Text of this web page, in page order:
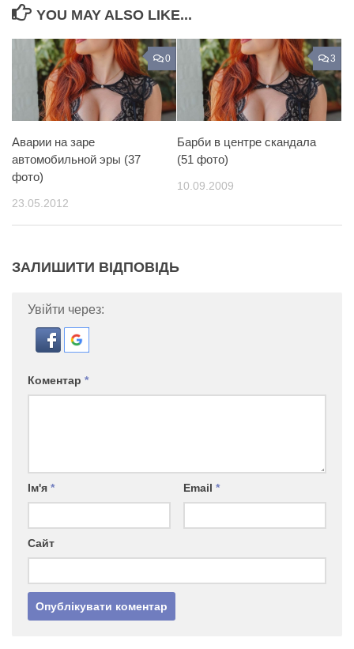
YOU MAY ALSO LIKE...
0
Аварии на заре
автомобильной эры (37
фото)
23.05.2012
3
Барби в центре скандала
(51 фото)
10.09.2009
ЗАЛИШИТИ ВІДПОВІДЬ
Увійти через:
Коментар *
Ім'я * Email *
Сайт